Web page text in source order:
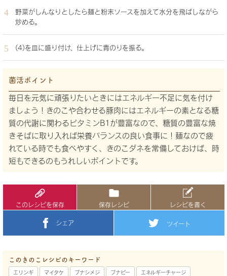
野菜がしんなりとしたら麺と粉末ソースを加えて水分を飛ばしながら
炒める。
(4)を皿に盛り付け、仕上げに青のりを振る。
菌活ポイント
毎日を元気に頑張りたいときにはエネルギー不足に気を付け
ましょう！きのこや合わせる豚肉にはエネルギーの素となる糖
質の代謝に関わるビタミンB1が豊富なので、糖質の豊富な焼
きそばに取り入れば栄養バランスの良い食事に！麺なので疲
れている時でも食べやすく、きのこダネを常備しておけば、時
短もできるのもうれしいポイントです。
このレシピを保存 保存レシピ レシピを書く
シェア ツイート
このきのこレシピのキーワード
エリンギ マイタケ ブナシメジ ブナピー エネルギーチャージ